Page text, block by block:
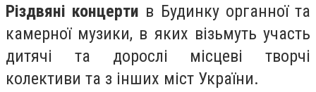
Різдвяні концерти в Будинку органної та
камерної музики, в яких візьмуть участь
дитячі та дорослі місцеві творчі
колективи та з інших міст України.